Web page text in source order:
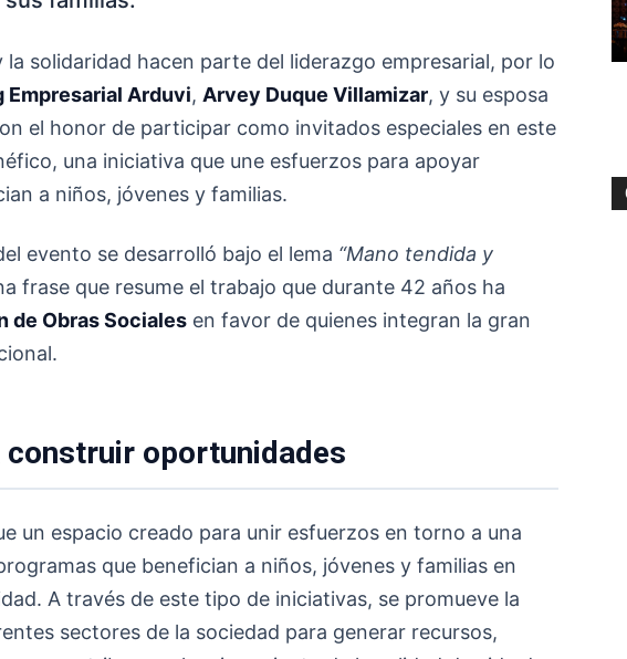
la solidaridad hacen parte del liderazgo empresarial, por lo
Empresarial Arduvi, Arvey Duque Villamizar, y su esposa
el honor de participar como invitados especiales en este
una iniciativa que une esfuerzos para apoyar
a niños, jóvenes y familias.
evento se desarrolló bajo el lema “Mano tendida y
frase que resume el trabajo que durante 42 años ha
de Obras Sociales en favor de quienes integran la gran
construir oportunidades
un espacio creado para unir esfuerzos en torno a una
que benefician a niños, jóvenes y familias en
A través de este tipo de iniciativas, se promueve la
sectores de la sociedad para generar recursos,